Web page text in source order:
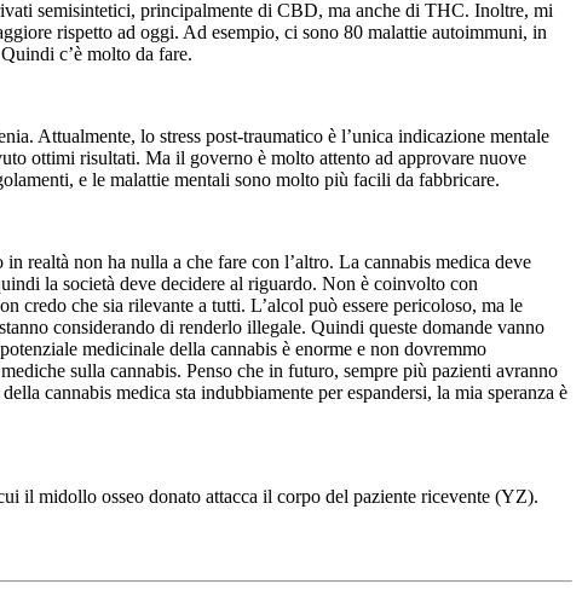
semisintetici, principalmente di CBD, ma anche di THC. Inoltre, mi
rispetto ad oggi. Ad esempio, ci sono 80 malattie autoimmuni, in
c’è molto da fare.
Attualmente, lo stress post-traumatico è l’unica indicazione mentale
ottimi risultati. Ma il governo è molto attento ad approvare nuove
e le malattie mentali sono molto più facili da fabbricare.
realtà non ha nulla a che fare con l’altro. La cannabis medica deve
la società deve decidere al riguardo. Non è coinvolto con
credo che sia rilevante a tutti. L’alcol può essere pericoloso, ma le
considerando di renderlo illegale. Quindi queste domande vanno
medicinale della cannabis è enorme e non dovremmo
sulla cannabis. Penso che in futuro, sempre più pazienti avranno
cannabis medica sta indubbiamente per espandersi, la mia speranza è
il midollo osseo donato attacca il corpo del paziente ricevente (YZ).